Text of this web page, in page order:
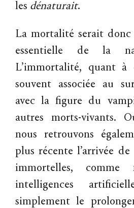
les dénaturait.
La mortalité serait donc
essentielle de la
L’immortalité, quant
souvent associée au
avec la figure du
autres morts-vivants.
nous retrouvons
plus récente l’arrivée de
immortelles, comme
intelligences
simplement le